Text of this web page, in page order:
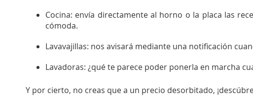
Cocina: envía directamente al horno o la placa las
cómoda.
Lavavajillas: nos avisará mediante una notificación
Lavadoras: ¿qué te parece poder ponerla en marcha
Y por cierto, no creas que a un precio desorbitado,